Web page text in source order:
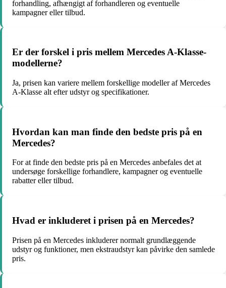
forhandling, afhængigt af forhandleren og eventuelle
kampagner eller tilbud.
Er der forskel i pris mellem Mercedes A-Klasse-
modellerne?
Ja, prisen kan variere mellem forskellige modeller af Mercedes
A-Klasse alt efter udstyr og specifikationer.
Hvordan kan man finde den bedste pris på en
Mercedes?
For at finde den bedste pris på en Mercedes anbefales det at
undersøge forskellige forhandlere, kampagner og eventuelle
rabatter eller tilbud.
Hvad er inkluderet i prisen på en Mercedes?
Prisen på en Mercedes inkluderer normalt grundlæggende
udstyr og funktioner, men ekstraudstyr kan påvirke den samlede
pris.